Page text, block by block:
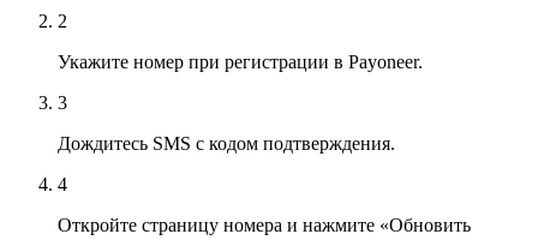
2
Укажите номер при регистрации в Payoneer.
3
Дождитесь SMS с кодом подтверждения.
4
Откройте страницу номера и нажмите «Обновить